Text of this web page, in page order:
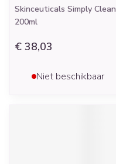
Skinceuticals Simply Clean
200ml
€ 38,03
Niet beschikbaar